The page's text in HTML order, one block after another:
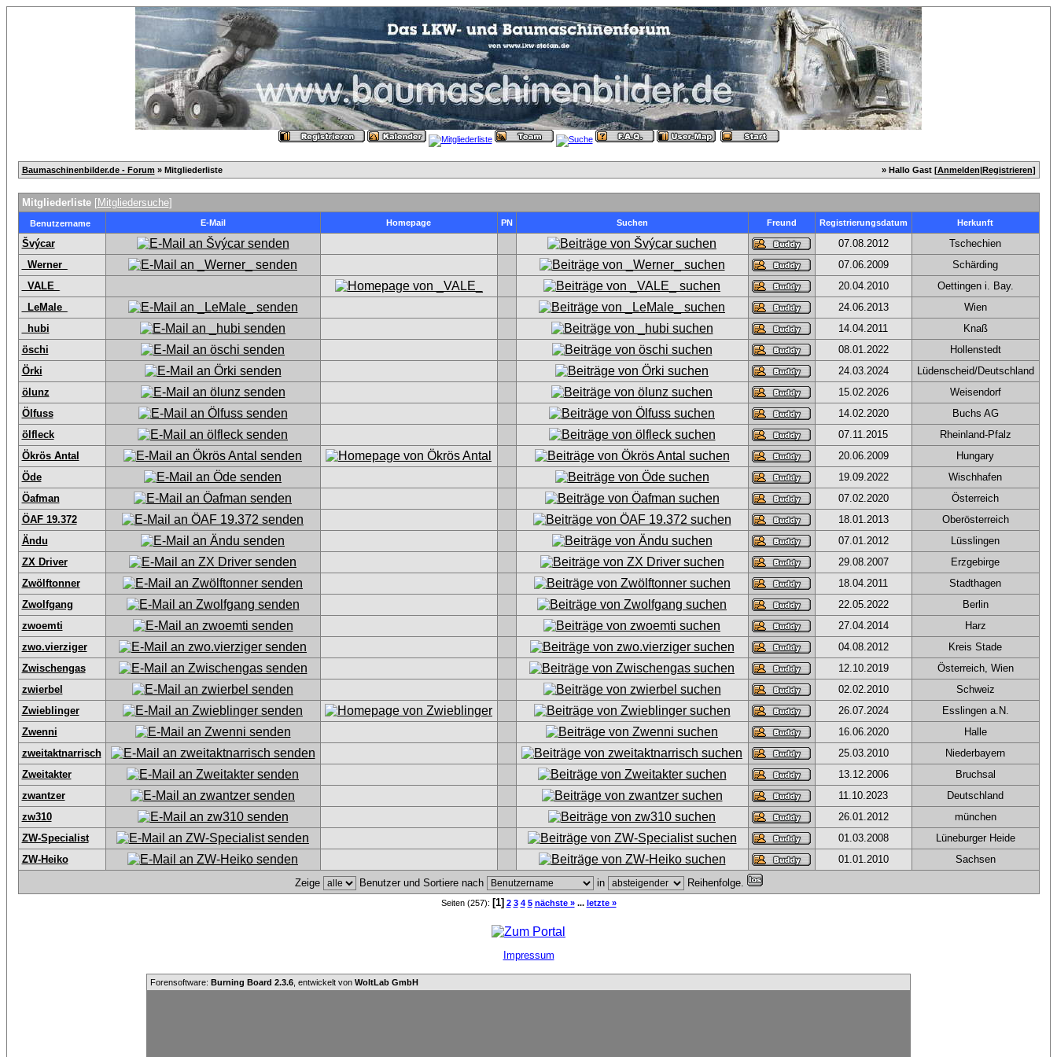
Baumaschinenbilder.de - Forum » Mitgliederliste » Hallo Gast [Anmelden|Registrieren]
Mitgliederliste[Mitgliedersuche]
Benutzername E-Mail Homepage PN Suchen Freund Registrierungsdatum Herkunft
Švýcar 07.08.2012
Tschechien
_Werner_
07.06.2009
Schärding
_VALE_
20.04.2010
Oettingen i. Bay.
_LeMale_
24.06.2013
Wien
_hubi
14.04.2011
Knaß
öschi
08.01.2022
Hollenstedt
Örki
24.03.2024
Lüdenscheid/Deutschland
ölunz
15.02.2026
Weisendorf
Ölfuss
14.02.2020
Buchs AG
ölfleck
07.11.2015
Rheinland-Pfalz
Ökrös Antal
20.06.2009
Hungary
Öde
19.09.2022
Wischhafen
Öafman
07.02.2020
Österreich
ÖAF 19.372
18.01.2013
Oberösterreich
Ändu
07.01.2012
Lüsslingen
ZX Driver
29.08.2007
Erzgebirge
Zwölftonner
18.04.2011
Stadthagen
Zwolfgang
22.05.2022
Berlin
zwoemti
27.04.2014
Harz
zwo.vierziger
04.08.2012
Kreis Stade
Zwischengas
12.10.2019
Österreich, Wien
zwierbel
02.02.2010
Schweiz
Zwieblinger
26.07.2024
Esslingen a.N.
Zwenni
16.06.2020
Halle
zweitaktnarrisch
25.03.2010
Niederbayern
Zweitakter
13.12.2006
Bruchsal
zwantzer
11.10.2023
Deutschland
zw310
26.01.2012
münchen
ZW-Specialist
01.03.2008
Lüneburger Heide
ZW-Heiko
01.01.2010
Sachsen
Zeige
Benutzer und Sortiere nach in Reihenfolge.
Seiten (257): [1] 2 3 4 5 nächste » ... letzte »
Impressum
Forensoftware: Burning Board 2.3.6 , entwickelt von WoltLab GmbH